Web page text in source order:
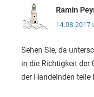
Ramin
14.08.2017
Sehen Sie, da
in die Richtigkeit der
der Handelnden